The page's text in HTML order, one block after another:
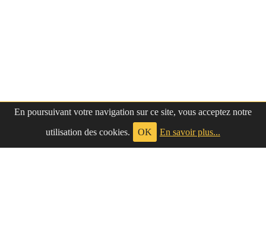
En poursuivant votre navigation sur ce site, vous acceptez notre
utilisation des cookies.
OK En savoir plus...